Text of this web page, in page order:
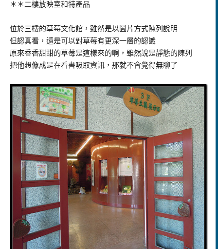
＊＊二樓放映室和特產品
位於三樓的草莓文化館，雖然是以圖片方式陳列說明
但認真看，還是可以對草莓有更深一層的認識
原來香香甜甜的草莓是這樣來的啊，雖然說是靜態的陳列
把他想像成是在看書吸取資訊，那就不會覺得無聊了